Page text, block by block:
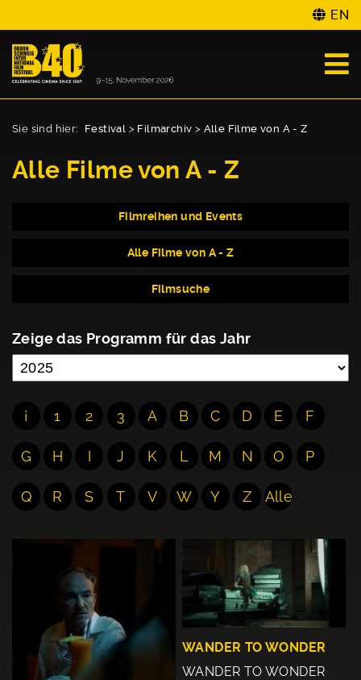
EN
Sie sind hier: Festival > Filmarchiv > Alle Filme von A - Z
Alle Filme von A - Z
Filmreihen und Events
Alle Filme von A - Z
Filmsuche
Zeige das Programm für das Jahr
¡ 1 2 3 A B C D E F
G H I J K L M N O P
Q R S T V W Y Z Alle
WANDER TO WONDER
WANDER TO WONDER